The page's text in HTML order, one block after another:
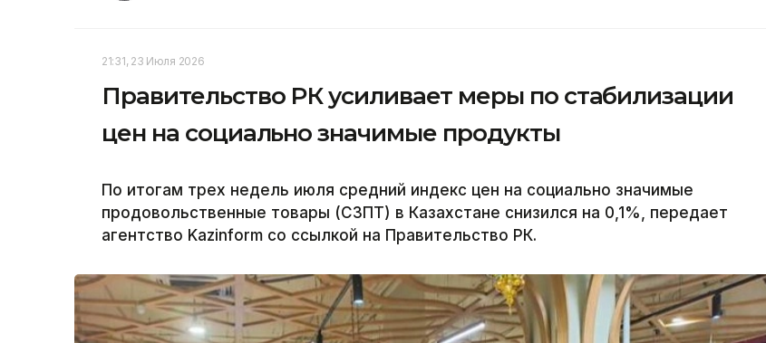
21:31, 23 Июля 2026
Правительство РК усиливает меры по стабилизации
цен на социально значимые продукты
По итогам трех недель июля средний индекс цен на социально значимые
продовольственные товары (СЗПТ) в Казахстане снизился на 0,1%, передает
агентство Kazinform со ссылкой на Правительство РК.